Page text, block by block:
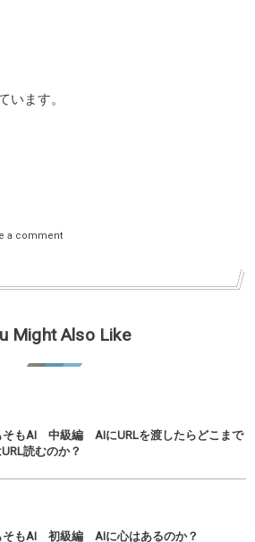
います。
a comment
Might Also Like
そもAI 中級編 AIにURLを渡したらどこまで
読むのか？
そもAI 初級編 AIに心はあるのか？